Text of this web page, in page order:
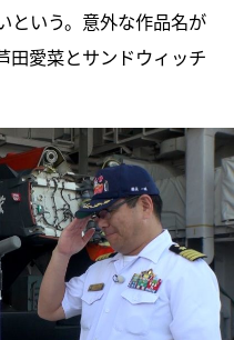
という。意外な作品名が
田愛菜とサンドウィッチ